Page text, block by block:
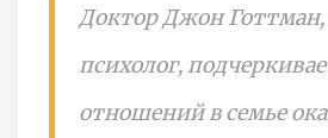
Доктор Джон
психолог,
отношений в семье